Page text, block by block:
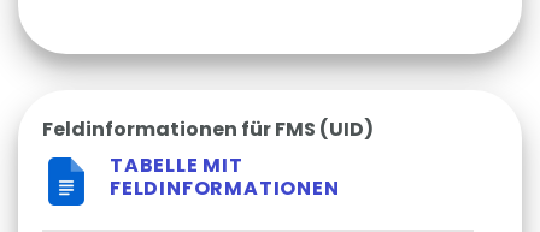
Feldinformationen für FMS (UID)
TABELLE MIT
FELDINFORMATIONEN